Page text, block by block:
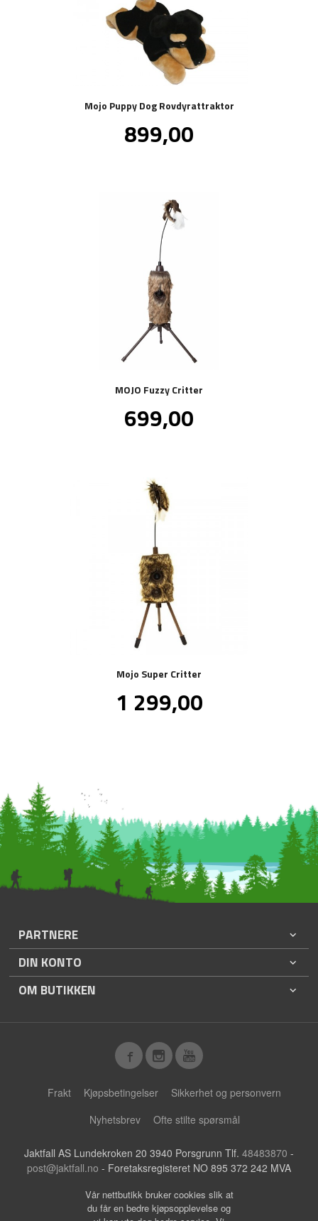
Mojo Puppy Dog Rovdyrattraktor
Pris
899,00
MOJO Fuzzy Critter
Pris
699,00
Mojo Super Critter
Pris
1 299,00mva.
PARTNERE
DIN KONTO
OM BUTIKKEN
Frakt Kjøpsbetingelser
Sikkerhet og personvern
Nyhetsbrev
Ofte stilte spørsmål
Jaktfall AS Lundekroken 20 3940 Porsgrunn Tlf. 48483870 -
post@jaktfall.no - Foretaksregisteret NO 895 372 242 MVA
Vår nettbutikk bruker cookies slik at
du får en bedre kjøpsopplevelse og